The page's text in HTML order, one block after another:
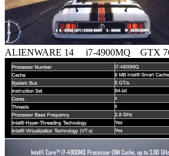
ALIENWARE 14 i7-4900MQ GTX